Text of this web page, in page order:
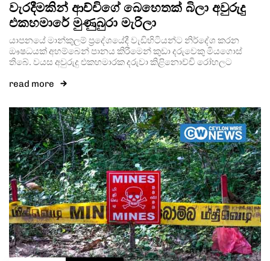
වැරදීමකින් ආච්චිගේ බෙහෙතක් බිලා අවුරුදු
එකහමාරේ මුණුබුරා මැරිලා
යාපනයේ මාන්කුලම් ප්‍රදේශයේදී වැඩිහිටියන්ට නිර්දේශ කරන
ඖෂධයක් අහම්බෙන් පානය කිරීමෙන් කුඩා දරුවෙකු මියගොස්
තිබේ. වයස අවුරුදු එකහමාරක දරුවා කිළිනොච්චි රෝහලට
read more